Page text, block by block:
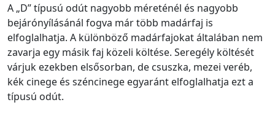
A „D” típusú odút nagyobb méreténél és nagyobb
bejárónyílásánál fogva már több madárfaj is
elfoglalhatja. A különböző madárfajokat általában nem
zavarja egy másik faj közeli költése. Seregély költését
várjuk ezekben elsősorban, de csuszka, mezei veréb,
kék cinege és széncinege egyaránt elfoglalhatja ezt a
típusú odút.